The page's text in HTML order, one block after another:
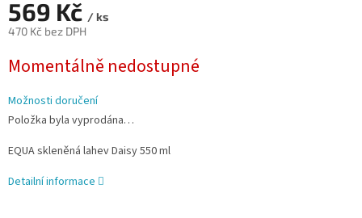
569 Kč / ks
470 Kč bez DPH
cena:
Momentálně nedostupné
Možnosti doručení
Položka byla vyprodána…
EQUA skleněná lahev Daisy 550 ml
Detailní informace